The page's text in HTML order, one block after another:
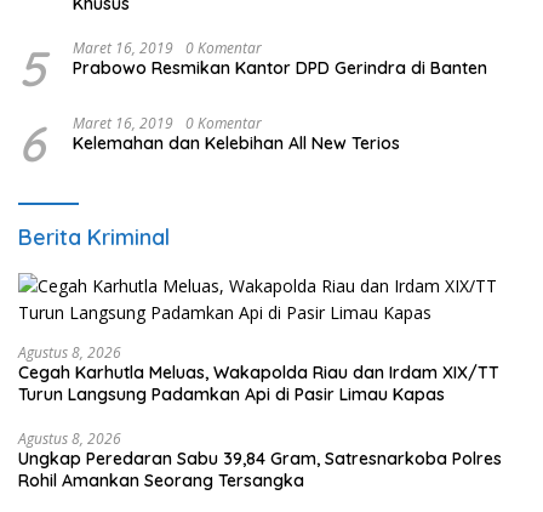
5 Maret 16, 2019 0 Komentar
Prabowo Resmikan Kantor DPD Gerindra di Banten
6 Maret 16, 2019 0 Komentar
Kelemahan dan Kelebihan All New Terios
Berita Kriminal
Agustus 8, 2026
Cegah Karhutla Meluas, Wakapolda Riau dan Irdam XIX/TT
Turun Langsung Padamkan Api di Pasir Limau Kapas
Agustus 8, 2026
Ungkap Peredaran Sabu 39,84 Gram, Satresnarkoba Polres
Rohil Amankan Seorang Tersangka